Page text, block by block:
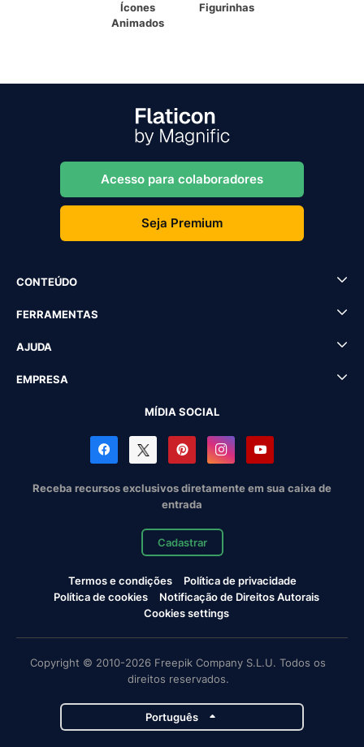
Ícones
Animados
Figurinhas
Acesso para colaboradores
Seja Premium
CONTEÚDO
FERRAMENTAS
AJUDA
EMPRESA
MÍDIA SOCIAL
Receba recursos exclusivos diretamente em sua caixa de
entrada
Cadastrar
Termos e condições
Política de privacidade
Política de cookies
Notificação de Direitos Autorais
Cookies settings
Copyright © 2010-2026 Freepik Company S.L.U. Todos os
direitos reservados.
Português